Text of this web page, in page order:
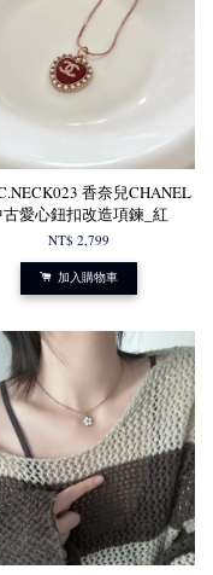
香奈兒CHANEL
愛心鈕扣改造項鍊_紅
NT$ 2,799
加入購物車